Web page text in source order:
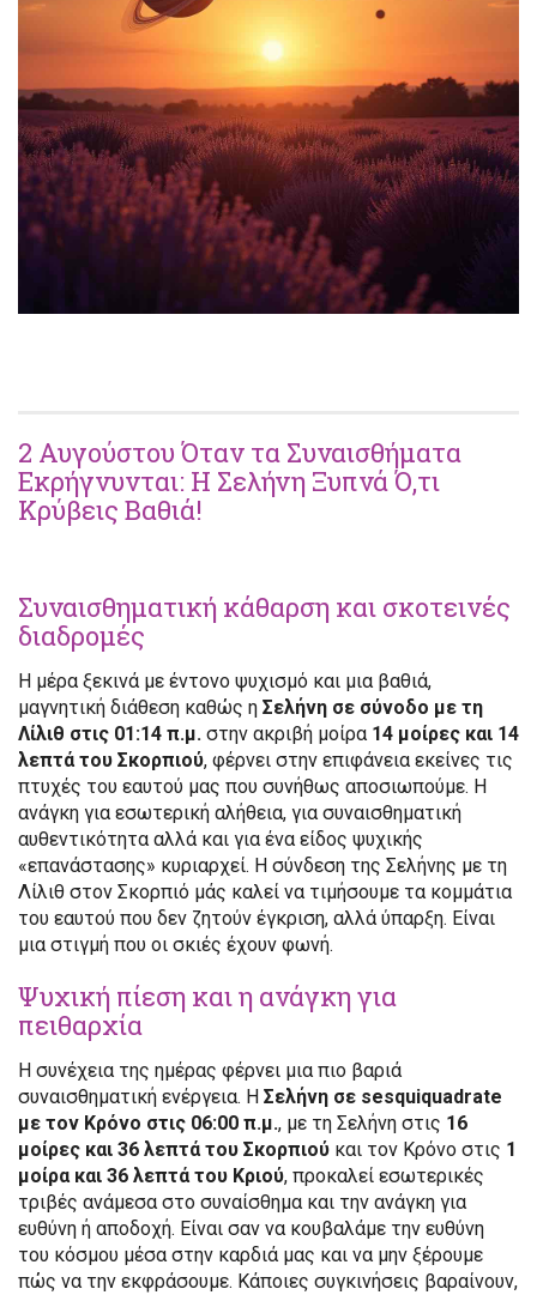
2 Αυγούστου Όταν τα Συναισθήματα
Εκρήγνυνται: Η Σελήνη Ξυπνά Ό,τι
Κρύβεις Βαθιά!
Συναισθηματική κάθαρση και σκοτεινές
διαδρομές
Η μέρα ξεκινά με έντονο ψυχισμό και μια βαθιά,
μαγνητική διάθεση καθώς η Σελήνη σε σύνοδο με τη
Λίλιθ στις 01:14 π.μ. στην ακριβή μοίρα 14 μοίρες και 14
λεπτά του Σκορπιού, φέρνει στην επιφάνεια εκείνες τις
πτυχές του εαυτού μας που συνήθως αποσιωπούμε. Η
ανάγκη για εσωτερική αλήθεια, για συναισθηματική
αυθεντικότητα αλλά και για ένα είδος ψυχικής
«επανάστασης» κυριαρχεί. Η σύνδεση της Σελήνης με τη
Λίλιθ στον Σκορπιό μάς καλεί να τιμήσουμε τα κομμάτια
του εαυτού που δεν ζητούν έγκριση, αλλά ύπαρξη. Είναι
μια στιγμή που οι σκιές έχουν φωνή.
Ψυχική πίεση και η ανάγκη για
πειθαρχία
Η συνέχεια της ημέρας φέρνει μια πιο βαριά
συναισθηματική ενέργεια. Η Σελήνη σε sesquiquadrate
με τον Κρόνο στις 06:00 π.μ., με τη Σελήνη στις 16
μοίρες και 36 λεπτά του Σκορπιού και τον Κρόνο στις 1
μοίρα και 36 λεπτά του Κριού, προκαλεί εσωτερικές
τριβές ανάμεσα στο συναίσθημα και την ανάγκη για
ευθύνη ή αποδοχή. Είναι σαν να κουβαλάμε την ευθύνη
του κόσμου μέσα στην καρδιά μας και να μην ξέρουμε
πώς να την εκφράσουμε. Κάποιες συγκινήσεις βαραίνουν,